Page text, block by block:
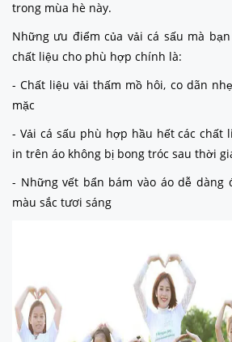
trong mùa hè này.
Những ưu điểm của vải cá sấu mà
chất liệu cho phù hợp chính là:
- Chất liệu vải thấm mồ hôi, co dãn
mặc
- Vải cá sấu phù hợp hầu hết các chất
in trên áo không bị bong tróc sau thời
- Những vết bẩn bám vào áo dễ dàng
màu sắc tươi sáng